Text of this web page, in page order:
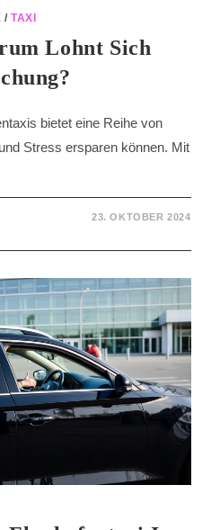
/TAXI
Lohnt Sich
bietet eine Reihe von
Stress ersparen können. Mit
23. OKTOBER 2024